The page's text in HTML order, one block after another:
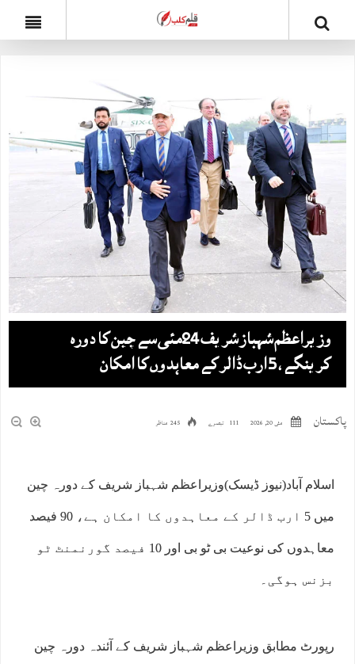
وزیراعظم شہباز شریف 24مئی سے چین کا دورہ
کرینگے ، 5 ارب ڈالر کے معاہدوں کا امکان
پاکستان مئی 20, 2026 111 تبصرے 245 مناظر
اسلام آباد(نیوز ڈیسک)وزیراعظم شہباز شریف کے دورہ چین
میں 5 ارب ڈالر کے معاہدوں کا امکان ہے، 90 فیصد
معاہدوں کی نوعیت بی ٹو بی اور 10 فیصد گورنمنٹ ٹو
بزنس ہوگی۔
رپورٹ مطابق وزیراعظم شہباز شریف کے آئندہ دورہ چین